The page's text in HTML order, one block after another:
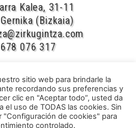
Kalea, 31-11
(Bizkaia)
076 317
y TEATRO
sitio web para brindarle la
recordando sus preferencias y
clic en "Aceptar todo”, usted da
el uso de TODAS las cookies. Sin
"Configuración de cookies" para
controlado.